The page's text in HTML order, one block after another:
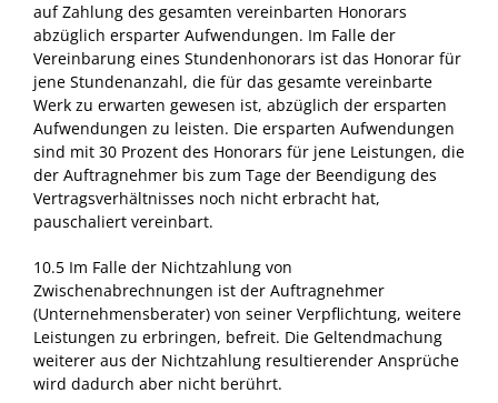
auf Zahlung des gesamten vereinbarten Honorars
abzüglich ersparter Aufwendungen. Im Falle der
Vereinbarung eines Stundenhonorars ist das Honorar für
jene Stundenanzahl, die für das gesamte vereinbarte
Werk zu erwarten gewesen ist, abzüglich der ersparten
Aufwendungen zu leisten. Die ersparten Aufwendungen
sind mit 30 Prozent des Honorars für jene Leistungen, die
der Auftragnehmer bis zum Tage der Beendigung des
Vertragsverhältnisses noch nicht erbracht hat,
pauschaliert vereinbart.
10.5 Im Falle der Nichtzahlung von
Zwischenabrechnungen ist der Auftragnehmer
(Unternehmensberater) von seiner Verpflichtung, weitere
Leistungen zu erbringen, befreit. Die Geltendmachung
weiterer aus der Nichtzahlung resultierender Ansprüche
wird dadurch aber nicht berührt.